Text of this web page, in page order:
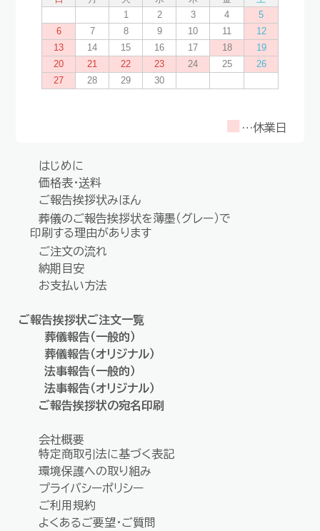
…休業日
はじめに
価格表・送料
ご報告挨拶状みほん
葬儀のご報告挨拶状を薄墨（グレー）で
印刷する理由があります
ご注文の流れ
納期目安
お支払い方法
ご報告挨拶状ご注文一覧
葬儀報告（一般的）
葬儀報告（オリジナル）
法事報告（一般的）
法事報告（オリジナル）
ご報告挨拶状の宛名印刷
会社概要
特定商取引法に基づく表記
環境保護への取り組み
プライバシーポリシー
ご利用規約
よくあるご要望・ご質問